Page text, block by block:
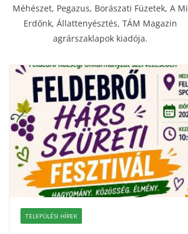
Méhészet, Pegazus, Borászati Füzetek, A Mi
Erdőnk, Állattenyésztés, TÁM Magazin
agrárszaklapok kiadója.
TELEPÜLÉSI HÍREK